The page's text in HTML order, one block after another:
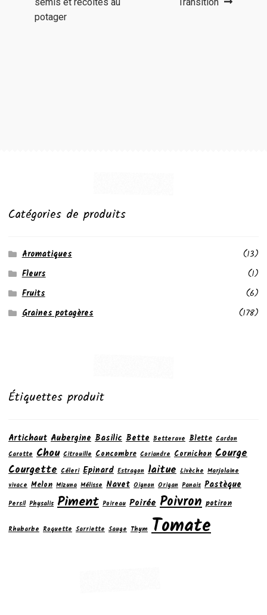
de
potager
Catégories de produits
Aromatiques
(13)
Fleurs
(1)
Fruits
(6)
Graines potagères
(178)
Étiquettes produit
Artichaut Aubergine Basilic Bette Betterave Blette Cardon
Carotte Chou Citrouille Concombre Coriandre Cornichon Courge
Courgette Céleri Epinard Estragon laitue Livèche Marjolaine
vivace Melon Mizuna Mélisse Navet Oignon Origan Panais Pastèque
Persil Physalis Piment Poireau Poirée Poivron potiron
Rhubarbe Roquette Sarriette Sauge Thym Tomate